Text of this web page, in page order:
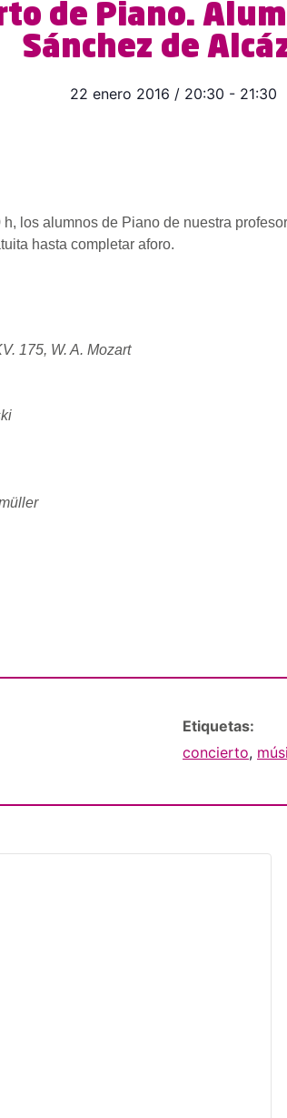
de Piano.
Sánchez de
22 enero 2016 / 20:30 - 21:30
los alumnos de Piano de nuestra
hasta completar aforo.
175, W. A. Mozart
Etiquetas:
concierto,